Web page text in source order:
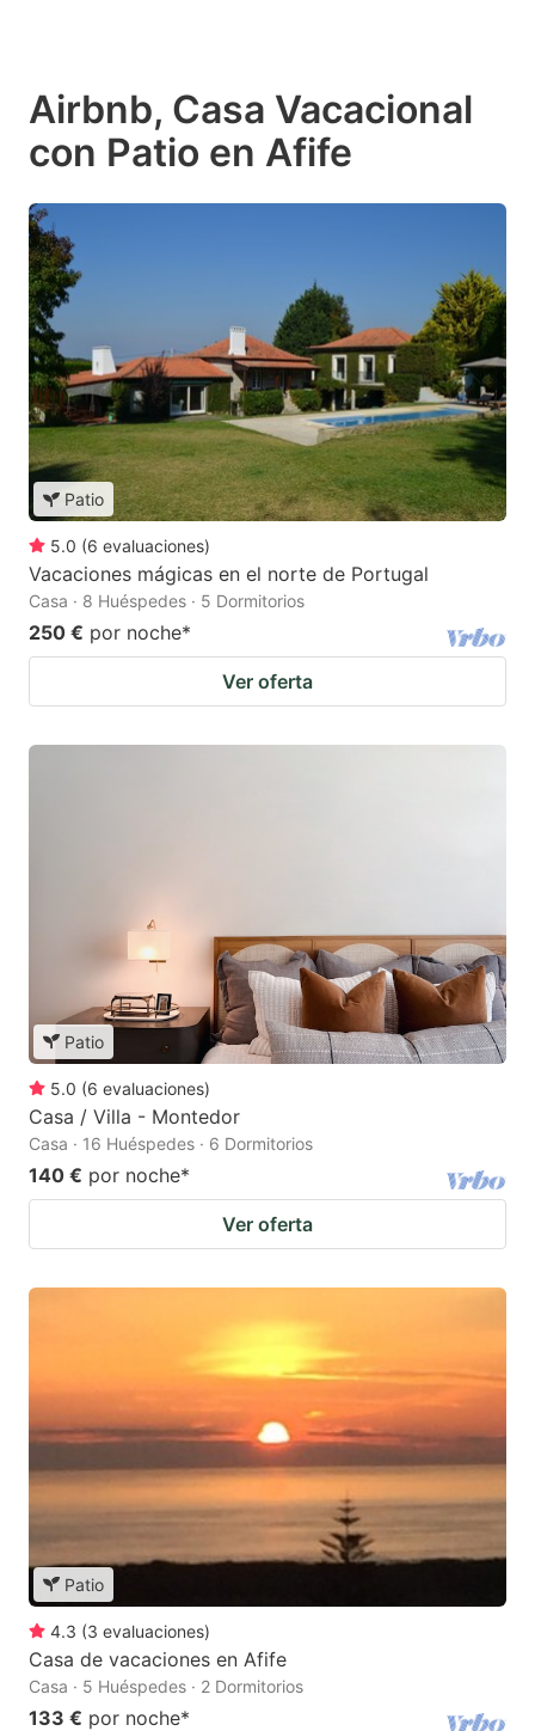
Airbnb, Casa Vacacional
con Patio en Afife
Patio
5.0 (6 evaluaciones)
Vacaciones mágicas en el norte de Portugal
Casa · 8 Huéspedes · 5 Dormitorios
250 € por noche*
Ver oferta
Patio
5.0 (6 evaluaciones)
Casa / Villa - Montedor
Casa · 16 Huéspedes · 6 Dormitorios
140 € por noche*
Ver oferta
Patio
4.3 (3 evaluaciones)
Casa de vacaciones en Afife
Casa · 5 Huéspedes · 2 Dormitorios
133 € por noche*